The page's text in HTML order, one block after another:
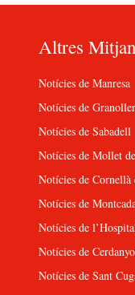
Altres
Notícies de Manresa
Notícies de
Notícies de Sabadell
Notícies de Mollet
Notícies de
Notícies de
Notícies de
Notícies de
Notícies de Sant